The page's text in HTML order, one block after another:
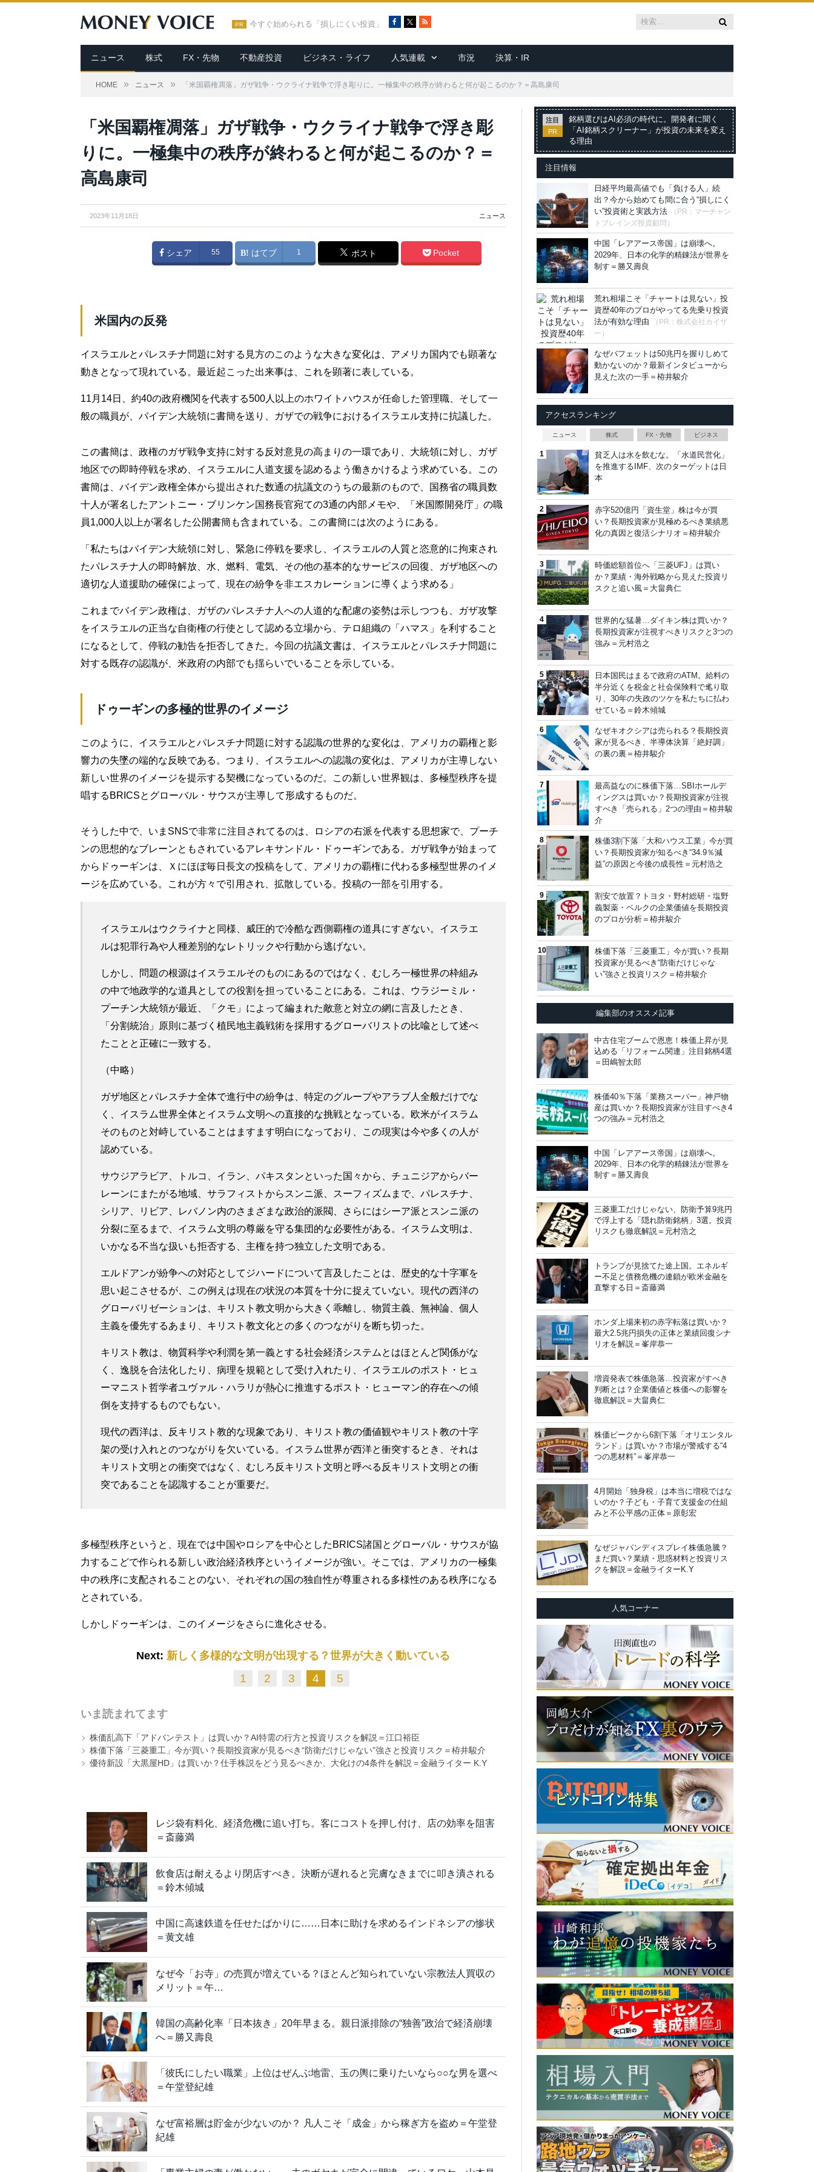
PR 今すぐ始められる「損しにくい投資」
c
e
b
o
R
S
ニュース 株式 FX・先物 不動産投資 ビジネス・ライフ 人気連載 市況 決算・IR
HOME » ニュース » 「米国覇権凋落」ガザ戦争・ウクライナ戦争で浮き彫りに。一極集中の秩序が終わると何が起こるのか？＝高島康司
「米国覇権凋落」ガザ戦争・ウクライナ戦争で浮き彫
りに。一極集中の秩序が終わると何が起こるのか？＝
高島康司
2023年11月18日 ニュース
シェア 55 はてブ 1 ポスト Pocket
米国内の反発
イスラエルとパレスチナ問題に対する見方のこのような大きな変化は、アメリカ国内でも顕著な
動きとなって現れている。最近起こった出来事は、これを顕著に表している。
11月14日、約40の政府機関を代表する500人以上のホワイトハウスが任命した管理職、そして一
般の職員が、バイデン大統領に書簡を送り、ガザでの戦争におけるイスラエル支持に抗議した。
この書簡は、政権のガザ戦争支持に対する反対意見の高まりの一環であり、大統領に対し、ガザ
地区での即時停戦を求め、イスラエルに人道支援を認めるよう働きかけるよう求めている。この
書簡は、バイデン政権全体から提出された数通の抗議文のうちの最新のもので、国務省の職員数
十人が署名したアントニー・ブリンケン国務長官宛ての3通の内部メモや、「米国際開発庁」の職
員1,000人以上が署名した公開書簡も含まれている。この書簡には次のようにある。
「私たちはバイデン大統領に対し、緊急に停戦を要求し、イスラエルの人質と恣意的に拘束され
たパレスチナ人の即時解放、水、燃料、電気、その他の基本的なサービスの回復、ガザ地区への
適切な人道援助の確保によって、現在の紛争を非エスカレーションに導くよう求める」
これまでバイデン政権は、ガザのパレスチナ人への人道的な配慮の姿勢は示しつつも、ガザ攻撃
をイスラエルの正当な自衛権の行使として認める立場から、テロ組織の「ハマス」を利すること
になるとして、停戦の勧告を拒否してきた。今回の抗議文書は、イスラエルとパレスチナ問題に
対する既存の認識が、米政府の内部でも揺らいでいることを示している。
ドゥーギンの多極的世界のイメージ
このように、イスラエルとパレスチナ問題に対する認識の世界的な変化は、アメリカの覇権と影
響力の失墜の端的な反映である。つまり、イスラエルへの認識の変化は、アメリカが主導しない
新しい世界のイメージを提示する契機になっているのだ。この新しい世界観は、多極型秩序を提
唱するBRICSとグローバル・サウスが主導して形成するものだ。
そうした中で、いまSNSで非常に注目されてるのは、ロシアの右派を代表する思想家で、プーチ
ンの思想的なブレーンともされているアレキサンドル・ドゥーギンである。ガザ戦争が始まって
からドゥーギンは、Ｘにほぼ毎日長文の投稿をして、アメリカの覇権に代わる多極型世界のイメ
ージを広めている。これが方々で引用され、拡散している。投稿の一部を引用する。
イスラエルはウクライナと同様、威圧的で冷酷な西側覇権の道具にすぎない。イスラエ
ルは犯罪行為や人種差別的なレトリックや行動から逃げない。
しかし、問題の根源はイスラエルそのものにあるのではなく、むしろ一極世界の枠組み
の中で地政学的な道具としての役割を担っていることにある。これは、ウラジーミル・
プーチン大統領が最近、「クモ」によって編まれた敵意と対立の網に言及したとき、
「分割統治」原則に基づく植民地主義戦術を採用するグローバリストの比喩として述べ
たことと正確に一致する。
（中略）
ガザ地区とパレスチナ全体で進行中の紛争は、特定のグループやアラブ人全般だけでな
く、イスラム世界全体とイスラム文明への直接的な挑戦となっている。欧米がイスラム
そのものと対峙していることはますます明白になっており、この現実は今や多くの人が
認めている。
サウジアラビア、トルコ、イラン、パキスタンといった国々から、チュニジアからバー
レーンにまたがる地域、サラフィストからスンニ派、スーフィズムまで、パレスチナ、
シリア、リビア、レバノン内のさまざまな政治的派閥、さらにはシーア派とスンニ派の
分裂に至るまで、イスラム文明の尊厳を守る集団的な必要性がある。イスラム文明は、
いかなる不当な扱いも拒否する、主権を持つ独立した文明である。
エルドアンが紛争への対応としてジハードについて言及したことは、歴史的な十字軍を
思い起こさせるが、この例えは現在の状況の本質を十分に捉えていない。現代の西洋の
グローバリゼーションは、キリスト教文明から大きく乖離し、物質主義、無神論、個人
主義を優先するあまり、キリスト教文化との多くのつながりを断ち切った。
キリスト教は、物質科学や利潤を第一義とする社会経済システムとはほとんど関係がな
く、逸脱を合法化したり、病理を規範として受け入れたり、イスラエルのポスト・ヒュ
ーマニスト哲学者ユヴァル・ハラリが熱心に推進するポスト・ヒューマン的存在への傾
倒を支持するものでもない。
現代の西洋は、反キリスト教的な現象であり、キリスト教の価値観やキリスト教の十字
架の受け入れとのつながりを欠いている。イスラム世界が西洋と衝突するとき、それは
キリスト文明との衝突ではなく、むしろ反キリスト文明と呼べる反キリスト文明との衝
突であることを認識することが重要だ。
多極型秩序というと、現在では中国やロシアを中心としたBRICS諸国とグローバル・サウスが協
力するこどで作られる新しい政治経済秩序というイメージが強い。そこでは、アメリカの一極集
中の秩序に支配されることのない、それぞれの国の独自性が尊重される多様性のある秩序になる
とされている。
しかしドゥーギンは、このイメージをさらに進化させる。
Next: 新しく多様的な文明が出現する？世界が大きく動いている
1 2 3 4 5
いま読まれてます
株価乱高下「アドバンテスト」は買いか？AI特需の行方と投資リスクを解説＝江口裕臣
株価下落「三菱重工」今が買い？長期投資家が見るべき“防衛だけじゃない”強さと投資リスク＝栫井駿介
優待新設「大黒屋HD」は買いか？仕手株説をどう見るべきか、大化けの4条件を解説＝金融ライター K.Y
レジ袋有料化、経済危機に追い打ち。客にコストを押し付け、店の効率を阻害
＝斎藤満
飲食店は耐えるより閉店すべき。決断が遅れると完膚なきまでに叩き潰される
＝鈴木傾城
中国に高速鉄道を任せたばかりに……日本に助けを求めるインドネシアの惨状
＝黄文雄
なぜ今「お寺」の売買が増えている？ほとんど知られていない宗教法人買収の
メリット＝午…
韓国の高齢化率「日本抜き」20年早まる。親日派排除の“独善”政治で経済崩壊
へ＝勝又壽良
「彼氏にしたい職業」上位はぜんぶ地雷、玉の輿に乗りたいなら○○な男を選べ
＝午堂登紀雄
なぜ富裕層は貯金が少ないのか？ 凡人こそ「成金」から稼ぎ方を盗め＝午堂登
紀雄
注目
PR
銘柄選びはAI必須の時代に。開発者に聞く
「AI銘柄スクリーナー」が投資の未来を変え
る理由
注目情報
日経平均最高値でも「負ける人」続
出？今から始めても間に合う“損しにく
い”投資術と実践方法
（PR：マーチャン
トブレインズ投資顧問）
中国「レアアース帝国」は崩壊へ。
2029年、日本の化学的精錬法が世界を
制す＝勝又壽良
荒れ相場こそ「チャートは見ない」投
資歴40年のプロがやってる先乗り投資
法が有効な理由
（PR：株式会社カイザ
ー）
なぜバフェットは50兆円を握りしめて
動かないのか？最新インタビューから
見えた次の一手＝栫井駿介
アクセスランキング
ニュース 株式 FX・先物 ビジネス
貧乏人は水を飲むな。「水道民営化」
を推進するIMF、次のターゲットは日
本
赤字520億円「資生堂」株は今が買
い？長期投資家が見極めるべき業績悪
化の真因と復活シナリオ＝栫井駿介
時価総額首位へ「三菱UFJ」は買い
か？業績・海外戦略から見えた投資リ
スクと追い風＝大畠典仁
世界的な猛暑…ダイキン株は買いか？
長期投資家が注視すべきリスクと3つの
強み＝元村浩之
日本国民はまるで政府のATM。給料の
半分近くを税金と社会保険料で毟り取
り、30年の失政のツケを私たちに払わ
せている＝鈴木傾城
なぜキオクシアは売られる？長期投資
家が見るべき、半導体決算「絶好調」
の裏の裏＝栫井駿介
最高益なのに株価下落…SBIホールデ
ィングスは買いか？長期投資家が注視
すべき「売られる」2つの理由＝栫井駿
介
株価3割下落「大和ハウス工業」今が買
い？長期投資家が知るべき“34.9％減
益”の原因と今後の成長性＝元村浩之
割安で放置？トヨタ・野村総研・塩野
義製薬・ベルクの企業価値を長期投資
のプロが分析＝栫井駿介
株価下落「三菱重工」今が買い？長期
投資家が見るべき“防衛だけじゃな
い”強さと投資リスク＝栫井駿介
編集部のオススメ記事
中古住宅ブームで恩恵！株価上昇が見
込める「リフォーム関連」注目銘柄4選
＝田嶋智太郎
株価40％下落「業務スーパー」神戸物
産は買いか？長期投資家が注目すべき4
つの強み＝元村浩之
中国「レアアース帝国」は崩壊へ。
2029年、日本の化学的精錬法が世界を
制す＝勝又壽良
三菱重工だけじゃない、防衛予算9兆円
で浮上する「隠れ防衛銘柄」3選。投資
リスクも徹底解説＝元村浩之
トランプが見捨てた途上国。エネルギ
ー不足と債務危機の連鎖が欧米金融を
直撃する日＝斎藤満
ホンダ上場来初の赤字転落は買いか？
最大2.5兆円損失の正体と業績回復シナ
リオを解説＝峯岸恭一
増資発表で株価急落…投資家がすべき
判断とは？企業価値と株価への影響を
徹底解説＝大畠典仁
株価ピークから6割下落「オリエンタル
ランド」は買いか？市場が警戒する“4
つの悪材料”＝峯岸恭一
4月開始「独身税」は本当に増税ではな
いのか？子ども・子育て支援金の仕組
みと不公平感の正体＝原彰宏
なぜジャパンディスプレイ株価急騰？
まだ買い？業績・思惑材料と投資リス
クを解説＝金融ライターK.Y
人気コーナー